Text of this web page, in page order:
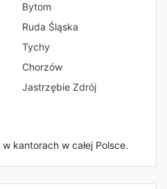
Bytom
Ruda Śląska
Tychy
Chorzów
Jastrzębie Zdrój
w kantorach w całej Polsce.